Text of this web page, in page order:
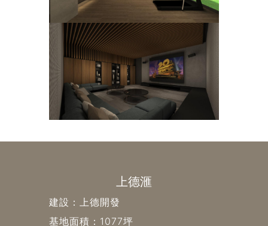
上德滙
建設：上德開發
基地面積：1077坪